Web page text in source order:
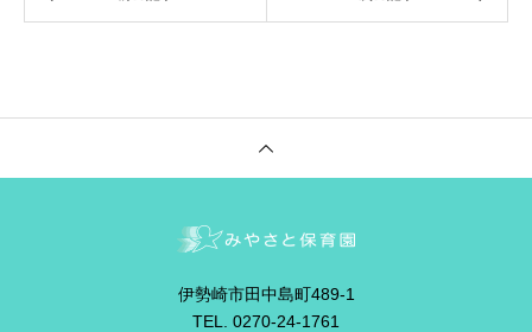
伊勢崎市田中島町489-1
TEL. 0270-24-1761